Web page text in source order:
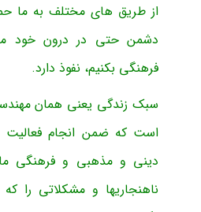
از طریق های مختلف به ما
دشمن حتی در درون خود
فرهنگی بکنیم، نفوذ دارد.
سبک زندگی یعنی همان
است که ضمن انجام فعالیت
دینی و مذهبی و فرهنگی
ناهنجاریها و مشکلاتی را